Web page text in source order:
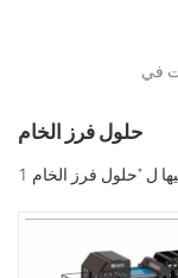
حلول فرز الخام